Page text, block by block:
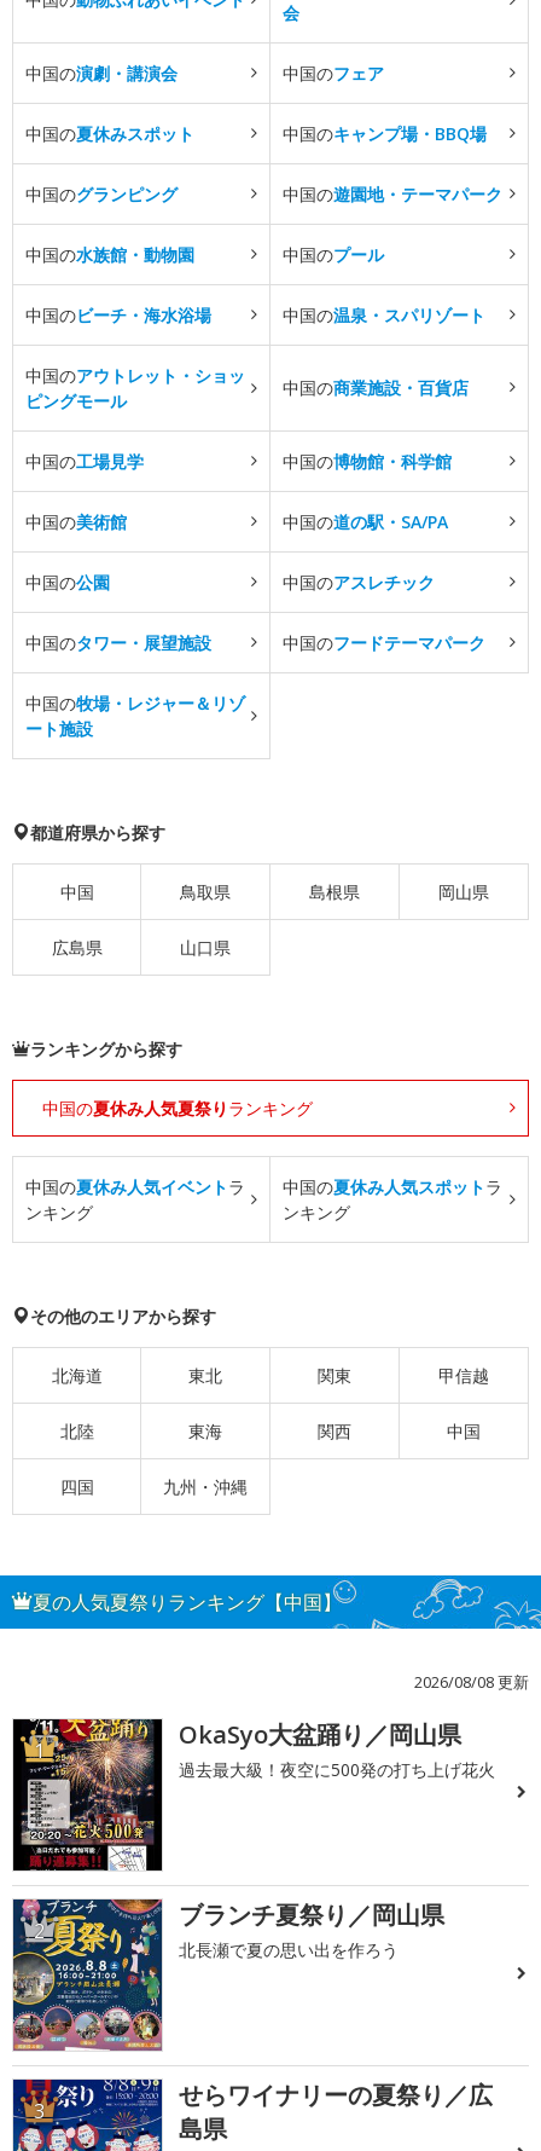
会
中国の演劇・講演会 中国のフェア
中国の夏休みスポット 中国のキャンプ場・BBQ場
中国のグランピング 中国の遊園地・テーマパーク
中国の水族館・動物園 中国のプール
中国のビーチ・海水浴場 中国の温泉・スパリゾート
中国のアウトレット・ショッ
ピングモール
中国の商業施設・百貨店
中国の工場見学 中国の博物館・科学館
中国の美術館 中国の道の駅・SA/PA
中国の公園 中国のアスレチック
中国のタワー・展望施設 中国のフードテーマパーク
中国の牧場・レジャー＆リゾ
ート施設
都道府県から探す
中国 鳥取県 島根県 岡山県
広島県 山口県
ランキングから探す
中国の夏休み人気夏祭り ランキング
中国の夏休み人気イベントラ
ンキング
中国の夏休み人気スポットラ
ンキング
その他のエリアから探す
北海道 東北 関東 甲信越
北陸 東海 関西 中国
四国 九州・沖縄
夏の人気夏祭りランキング【中国】
2026/08/08 更新
1 OkaSyo大盆踊り／岡山県
過去最大級！夜空に500発の打ち上げ花火
2 ブランチ夏祭り／岡山県
北長瀬で夏の思い出を作ろう
3
せらワイナリーの夏祭り／広
島県